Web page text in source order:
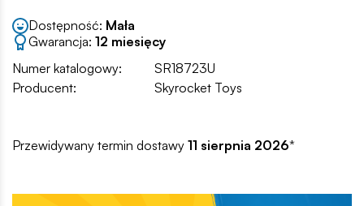
Dostępność: Mała
Gwarancja: 12 miesięcy
Numer katalogowy:
SR18723U
Producent:
Skyrocket Toys
Przewidywany termin dostawy 11 sierpnia 2026*